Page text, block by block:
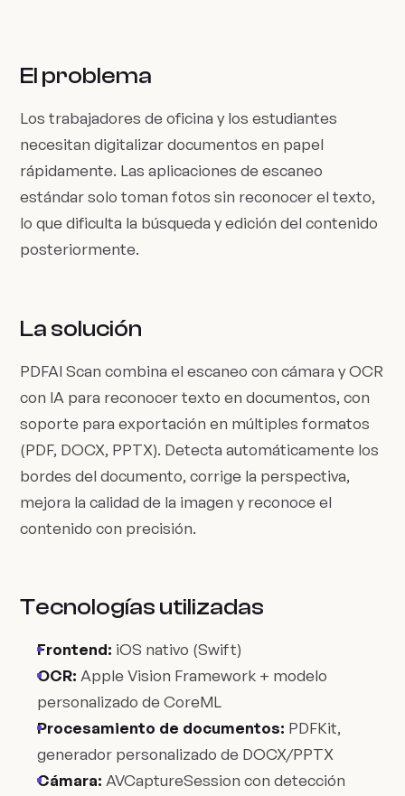
El problema
Los trabajadores de oficina y los estudiantes
necesitan digitalizar documentos en papel
rápidamente. Las aplicaciones de escaneo
estándar solo toman fotos sin reconocer el texto,
lo que dificulta la búsqueda y edición del contenido
posteriormente.
La solución
PDFAI Scan combina el escaneo con cámara y OCR
con IA para reconocer texto en documentos, con
soporte para exportación en múltiples formatos
(PDF, DOCX, PPTX). Detecta automáticamente los
bordes del documento, corrige la perspectiva,
mejora la calidad de la imagen y reconoce el
contenido con precisión.
Tecnologías utilizadas
Frontend: iOS nativo (Swift)
OCR: Apple Vision Framework + modelo
personalizado de CoreML
Procesamiento de documentos: PDFKit,
generador personalizado de DOCX/PPTX
Cámara: AVCaptureSession con detección